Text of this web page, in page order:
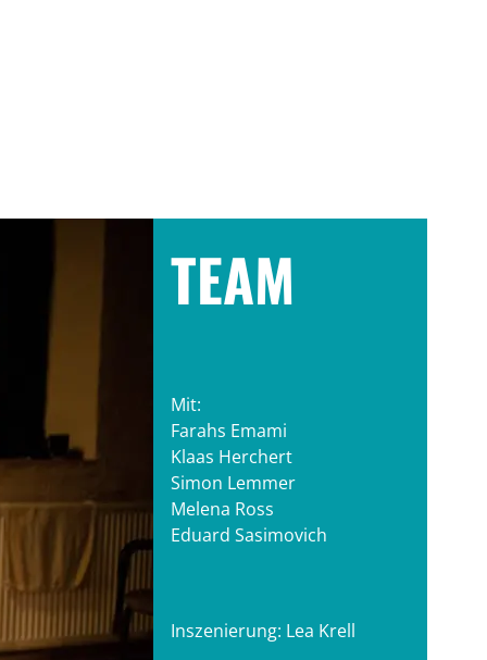
TEAM
Mit:
Farahs Emami
Klaas Herchert
Simon Lemmer
Melena Ross
Eduard Sasimovich
Inszenierung: Lea Krell